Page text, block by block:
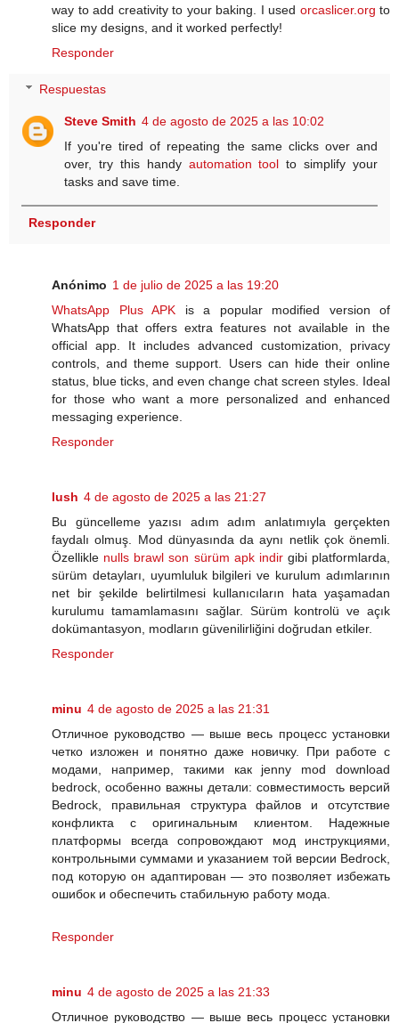
way to add creativity to your baking. I used orcaslicer.org to
slice my designs, and it worked perfectly!
Responder
Respuestas
Steve Smith 4 de agosto de 2025 a las 10:02
If you're tired of repeating the same clicks over and
over, try this handy automation tool to simplify your
tasks and save time.
Responder
Anónimo 1 de julio de 2025 a las 19:20
WhatsApp Plus APK is a popular modified version of
WhatsApp that offers extra features not available in the
official app. It includes advanced customization, privacy
controls, and theme support. Users can hide their online
status, blue ticks, and even change chat screen styles. Ideal
for those who want a more personalized and enhanced
messaging experience.
Responder
lush 4 de agosto de 2025 a las 21:27
Bu güncelleme yazısı adım adım anlatımıyla gerçekten
faydalı olmuş. Mod dünyasında da aynı netlik çok önemli.
Özellikle nulls brawl son sürüm apk indirgibi platformlarda,
sürüm detayları, uyumluluk bilgileri ve kurulum adımlarının
net bir şekilde belirtilmesi kullanıcıların hata yaşamadan
kurulumu tamamlamasını sağlar. Sürüm kontrolü ve açık
dokümantasyon, modların güvenilirliğini doğrudan etkiler.
Responder
minu 4 de agosto de 2025 a las 21:31
Отличное руководство — выше весь процесс установки
четко изложен и понятно даже новичку. При работе с
модами, например, такими как jenny mod download
bedrock, особенно важны детали: совместимость версий
Bedrock, правильная структура файлов и отсутствие
конфликта с оригинальным клиентом. Надежные
платформы всегда сопровождают мод инструкциями,
контрольными суммами и указанием той версии Bedrock,
под которую он адаптирован — это позволяет избежать
ошибок и обеспечить стабильную работу мода.
Responder
minu 4 de agosto de 2025 a las 21:33
Отличное руководство — выше весь процесс установки